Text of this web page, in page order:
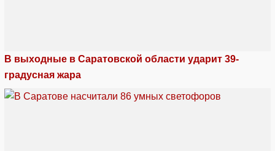
В выходные в Саратовской области ударит 39-
градусная жара